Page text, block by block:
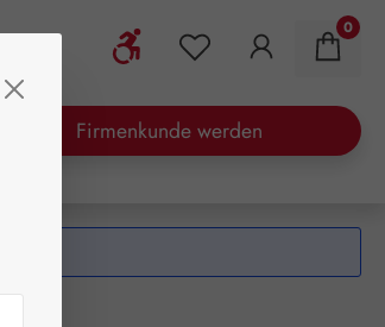
Werkzeugleiste anzeigen
Du hast 0
0
Firmenkunde werden